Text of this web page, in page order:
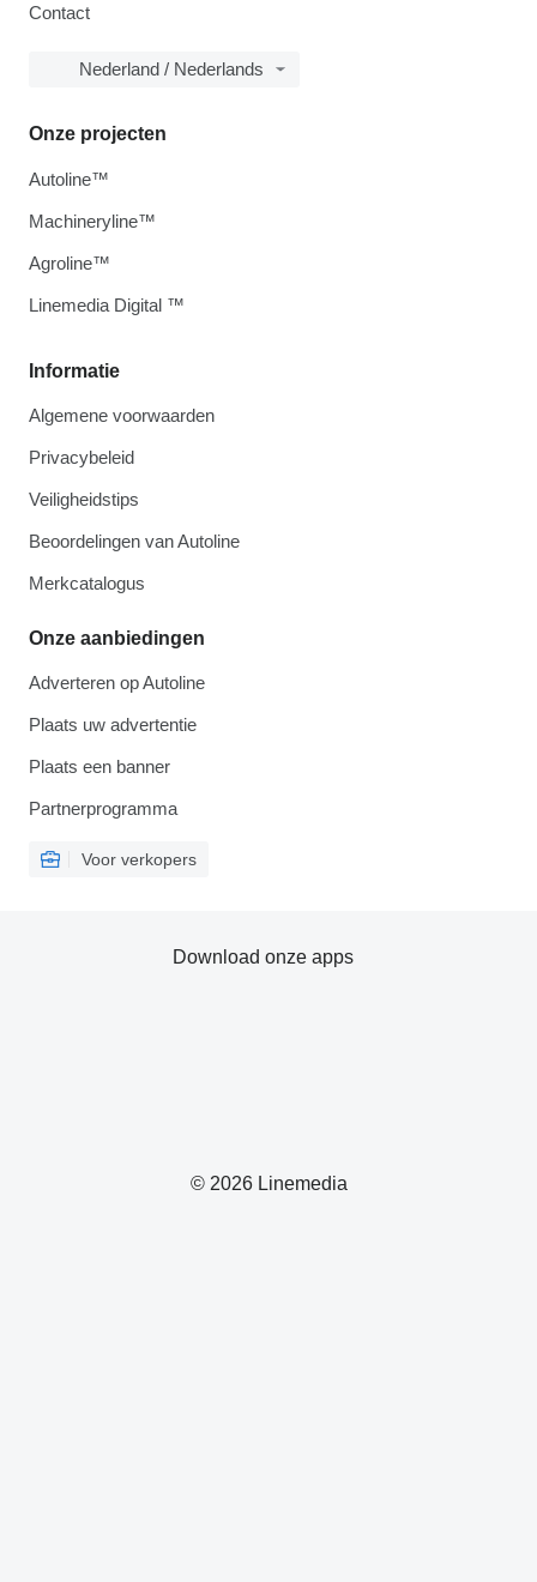
Contact
Nederland / Nederlands
Informatie
Algemene voorwaarden
Privacybeleid
Veiligheidstips
Beoordelingen van Autoline
Merkcatalogus
Onze aanbiedingen
Adverteren op Autoline
Plaats uw advertentie
Plaats een banner
Partnerprogramma
Voor verkopers
Onze projecten
Autoline™
Machineryline™
Agroline™
Linemedia Digital ™
© 2026 Linemedia
Download onze apps